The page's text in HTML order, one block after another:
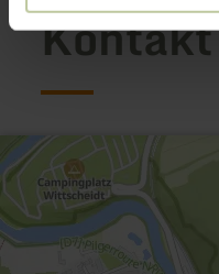
Kontakt